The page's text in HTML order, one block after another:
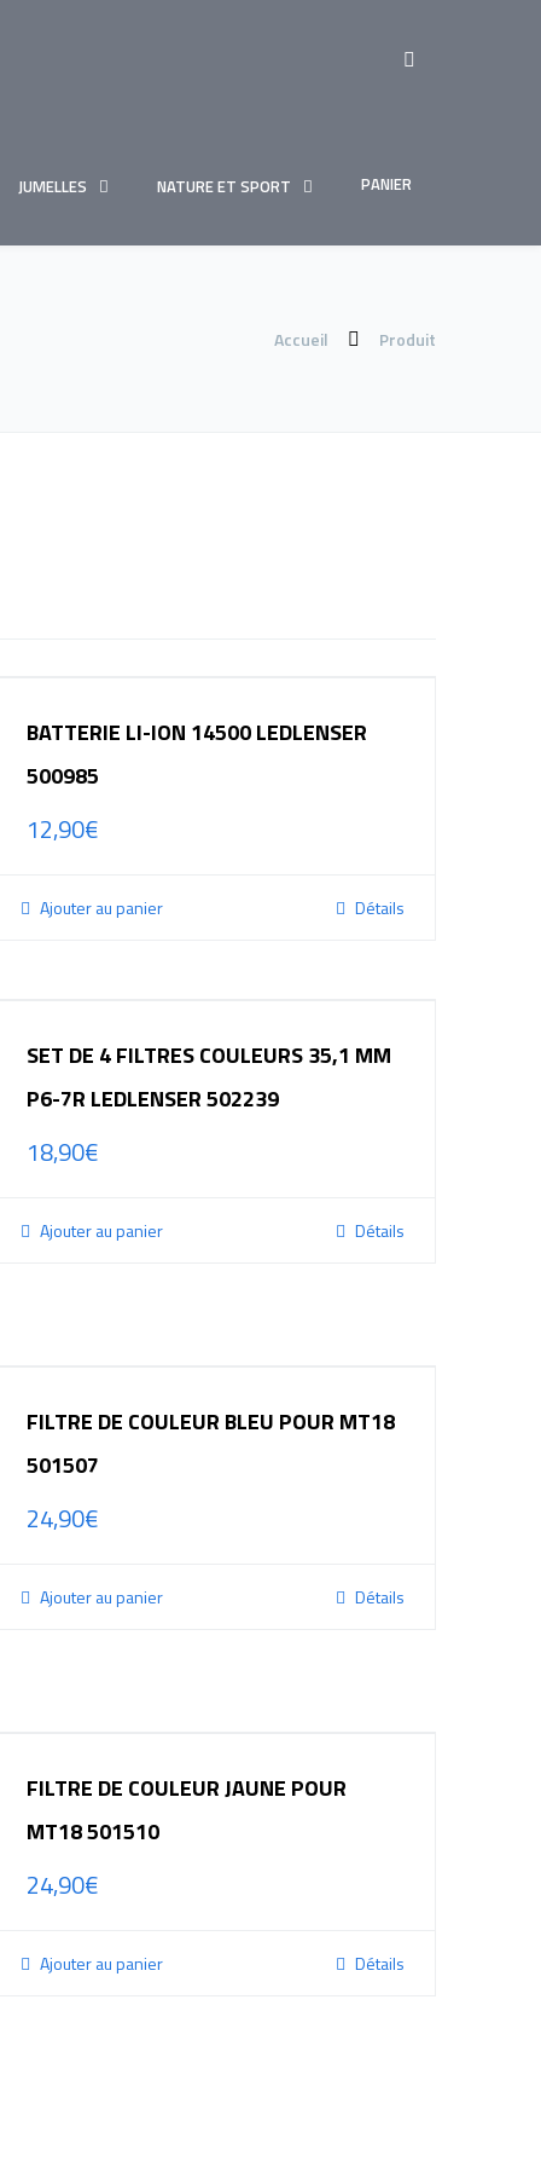
JUMELLES NATURE ET SPORT PANIER
Accueil Produit
BATTERIE LI-ION 14500 LEDLENSER
500985
12,90€
Ajouter au panier Détails
SET DE 4 FILTRES COULEURS 35,1 MM
P6-7R LEDLENSER 502239
18,90€
Ajouter au panier Détails
FILTRE DE COULEUR BLEU POUR MT18
501507
24,90€
Ajouter au panier Détails
FILTRE DE COULEUR JAUNE POUR
MT18 501510
24,90€
Ajouter au panier Détails